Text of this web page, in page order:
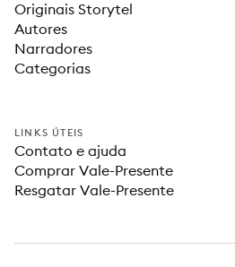
Originais Storytel
Autores
Narradores
Categorias
LINKS ÚTEIS
Contato e ajuda
Comprar Vale-Presente
Resgatar Vale-Presente